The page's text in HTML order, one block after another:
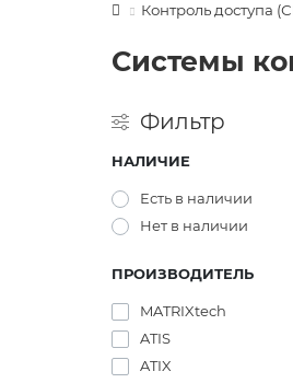
Контроль доступа
Системы
Фильтр
НАЛИЧИЕ
Есть в наличии
Нет в наличии
ПРОИЗВОДИТЕЛЬ
MATRIXtech
ATIS
ATIX